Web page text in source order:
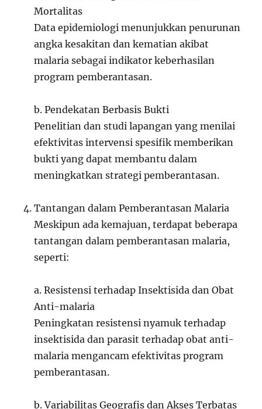
Mortalitas
Data epidemiologi menunjukkan penurunan
angka kesakitan dan kematian akibat
malaria sebagai indikator keberhasilan
program pemberantasan.
b. Pendekatan Berbasis Bukti
Penelitian dan studi lapangan yang menilai
efektivitas intervensi spesifik memberikan
bukti yang dapat membantu dalam
meningkatkan strategi pemberantasan.
Tantangan dalam Pemberantasan Malaria
Meskipun ada kemajuan, terdapat beberapa
tantangan dalam pemberantasan malaria,
seperti:
a. Resistensi terhadap Insektisida dan Obat
Anti-malaria
Peningkatan resistensi nyamuk terhadap
insektisida dan parasit terhadap obat anti-
malaria mengancam efektivitas program
pemberantasan.
b. Variabilitas Geografis dan Akses Terbatas